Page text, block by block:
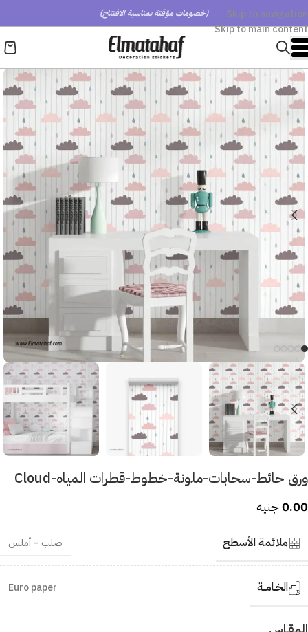
Skip to navigation
Skip to main content
(خصومات مؤقتة بمناسبة الافتتاح)
ورق حائط-سحابات-ملونة-خطوط-قطرات المياه-Cloud
0.00جنيه
ملائمة الأسطح صلب – أملس
الخـامــة Euro paper